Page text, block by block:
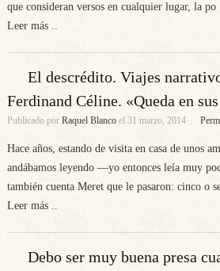
que consideran versos en cualquier lugar, la po
Leer más ..
El descrédito. Viajes
Ferdinand Céline. «Queda en
Publicado por Raquel Blancoel 31 marzo, 2014
Hace años, estando de visita en casa de unos
andábamos leyendo —yo entonces leía muy
también cuenta Meret que le pasaron: cinco o
Leer más ..
Debo ser muy buena presa